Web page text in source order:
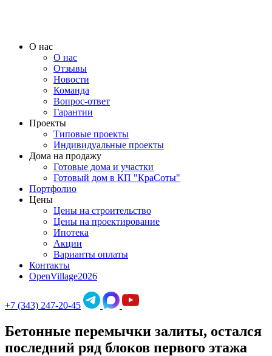
О нас
О нас
Отзывы
Новости
Команда
Вопрос-ответ
Гарантии
Проекты
Типовые проекты
Индивидуальные проекты
Дома на продажу
Готовые дома и участки
Готовый дом в КП "КраСоты"
Портфолио
Цены
Цены на строительство
Цены на проектирование
Ипотека
Акции
Варианты оплаты
Контакты
OpenVillage2026
+7 (343) 247-20-45
Бетонные перемычки залиты, остался
последний ряд блоков первого этажа